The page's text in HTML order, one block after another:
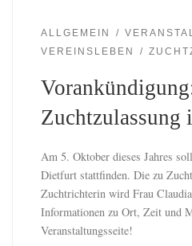
ALLGEMEIN
VEREINSLEBEN
Zuchtzulassung
Am 5. Oktober dieses Jahres
Dietfurt stattfinden. Die zu
Zuchtrichterin wird Frau
Informationen zu Ort, Zeit und
Veranstaltungsseite!